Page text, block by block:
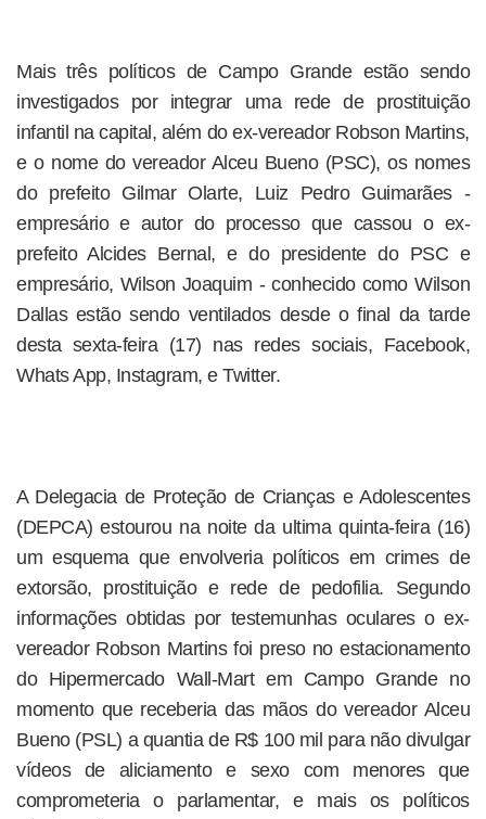
Mais três políticos de Campo Grande estão sendo
investigados por integrar uma rede de prostituição
infantil na capital, além do ex-vereador Robson Martins,
e o nome do vereador Alceu Bueno (PSC), os nomes
do prefeito Gilmar Olarte, Luiz Pedro Guimarães -
empresário e autor do processo que cassou o ex-
prefeito Alcides Bernal, e do presidente do PSC e
empresário, Wilson Joaquim - conhecido como Wilson
Dallas estão sendo ventilados desde o final da tarde
desta sexta-feira (17) nas redes sociais, Facebook,
Whats App, Instagram, e Twitter.
A Delegacia de Proteção de Crianças e Adolescentes
(DEPCA) estourou na noite da ultima quinta-feira (16)
um esquema que envolveria políticos em crimes de
extorsão, prostituição e rede de pedofilia. Segundo
informações obtidas por testemunhas oculares o ex-
vereador Robson Martins foi preso no estacionamento
do Hipermercado Wall-Mart em Campo Grande no
momento que receberia das mãos do vereador Alceu
Bueno (PSL) a quantia de R$ 100 mil para não divulgar
vídeos de aliciamento e sexo com menores que
comprometeria o parlamentar, e mais os políticos